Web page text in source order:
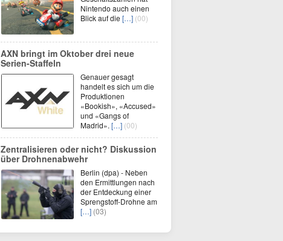
Nintendo auch einen
Blick auf die […] (00)
AXN bringt im Oktober drei neue
Serien-Staffeln
Genauer gesagt
handelt es sich um die
Produktionen
«Bookish», «Accused»
und «Gangs of
Madrid». […] (00)
Zentralisieren oder nicht? Diskussion
über Drohnenabwehr
Berlin (dpa) - Neben
den Ermittlungen nach
der Entdeckung einer
Sprengstoff-Drohne am
[…] (03)